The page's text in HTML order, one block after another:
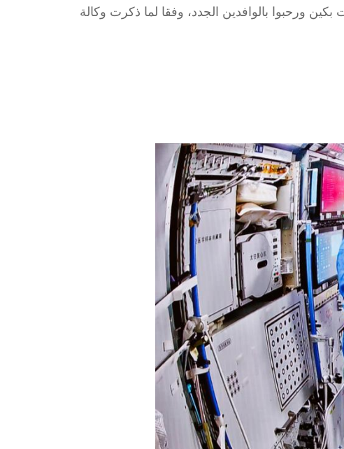
الكوة في الساعة 5:13 صباح اليوم الاثنين بتوقيت بكين ورحبوا بالوافدين الجدد، وفقا لما ذكرت وكالة